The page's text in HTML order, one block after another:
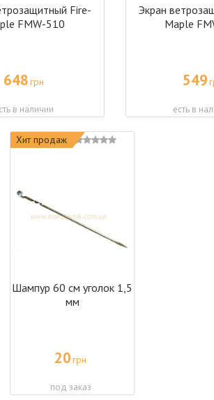
Fire-
FMW-510
648грн
в наличии
Экран
Maple
549
есть в
Хит продаж
Шампур 60 см уголок 1,5
мм
20грн
под заказ